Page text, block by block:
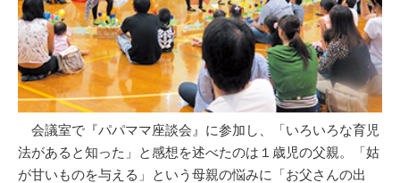
会議室で『パパママ座談会』に参加し、「いろいろな育児
法があると知った」と感想を述べたのは１歳児の父親。「姑
が甘いものを与える」という母親の悩みに「お父さんの出